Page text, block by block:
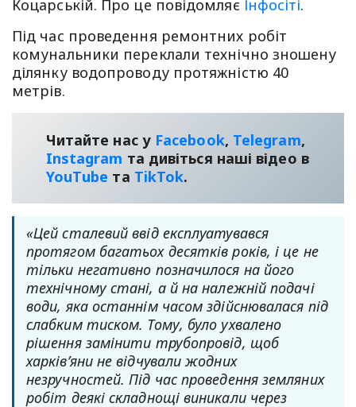
Коцарській. Про це повідомляє Інфосіті.
Під час проведення ремонтних робіт
комунальники переклали технічно зношену
ділянку водопроводу протяжністю 40
метрів.
Читайте нас у Facebook, Telegram,
Instagram та дивіться наші відео в
YouТube та TikTok.
«Цей сталевий ввід експлуатувався
протягом багатьох десятків років, і це не
тільки негативно позначилося на його
технічному стані, а й на належній подачі
води, яка останнім часом здійснювалася під
слабким тиском. Тому, було ухвалено
рішення замінити трубопровід, щоб
харків’яни не відчували жодних
незручностей. Під час проведення земляних
робіт деякі складнощі виникали через